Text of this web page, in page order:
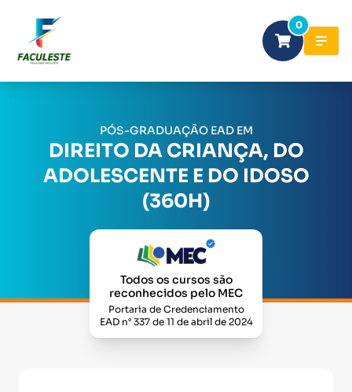
0
PÓS-GRADUAÇÃO EAD EM
DIREITO DA CRIANÇA, DO
ADOLESCENTE E DO IDOSO
(360H)
Todos os cursos são
reconhecidos pelo MEC
Portaria de Credenciamento
EAD n° 337 de 11 de abril de 2024